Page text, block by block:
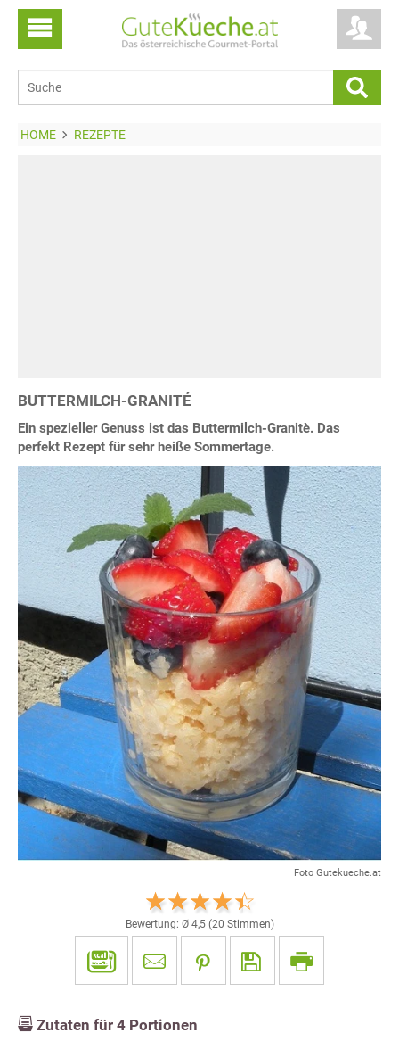
HOME REZEPTE
BUTTERMILCH-GRANITÉ
Ein spezieller Genuss ist das Buttermilch-Granitè. Das
perfekt Rezept für sehr heiße Sommertage.
Foto Gutekueche.at
Bewertung: Ø 4,5(20 Stimmen)
Zutaten für 4 Portionen